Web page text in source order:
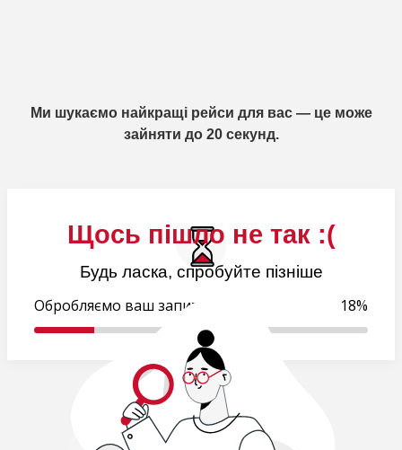
Щось пішло не так :(
Будь ласка, спробуйте пізніше
Ми шукаємо найкращі рейси для вас — це може
зайняти до 20 секунд.
Обробляємо ваш запит.. 18%